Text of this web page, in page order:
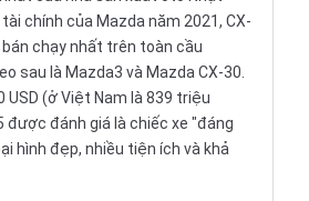
chính của Mazda năm 2021, CX-
bán chạy nhất trên toàn cầu
sau là Mazda3 và Mazda CX-30.
USD (ở Việt Nam là 839 triệu
được đánh giá là chiếc xe "đáng
hình đẹp, nhiều tiện ích và khả